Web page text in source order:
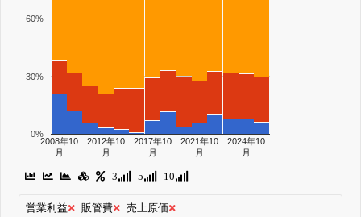
2008年10
月
2012年10
月
2017年10
月
2021年10
月
2024年10
月
0%
30%
60%
3 5 10
営業利益 販管費 売上原価